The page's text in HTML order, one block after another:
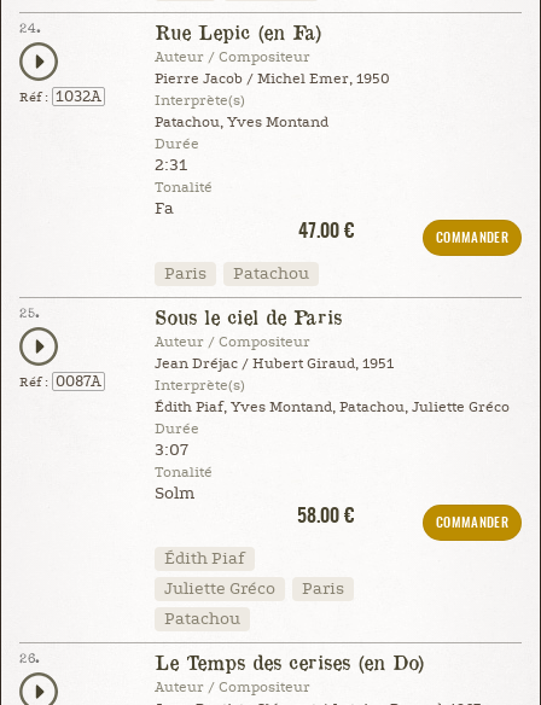
24.
Réf : 1032A
Rue Lepic (en Fa)
Auteur / Compositeur
Pierre Jacob / Michel Emer, 1950
Interprète(s)
Patachou, Yves Montand
Durée
2:31
Tonalité
Fa
47.00 €
COMMANDER
Paris Patachou
25.
Réf : 0087A
Sous le ciel de Paris
Auteur / Compositeur
Jean Dréjac / Hubert Giraud, 1951
Interprète(s)
Édith Piaf, Yves Montand, Patachou, Juliette Gréco
Durée
3:07
Tonalité
Solm
58.00 €
COMMANDER
Édith Piaf
Juliette Gréco
Paris
Patachou
26. Le Temps des cerises (en Do)
Auteur / Compositeur